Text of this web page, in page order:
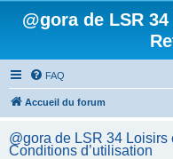
@gora de LSR
FAQ
Accueil du forum
@gora de LSR 34
Conditions d’utilisation